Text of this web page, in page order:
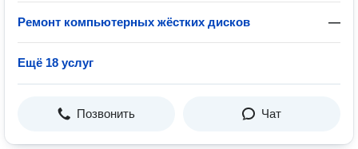
Ремонт компьютерных жёстких дисков —
Ещё 18 услуг
Позвонить Чат